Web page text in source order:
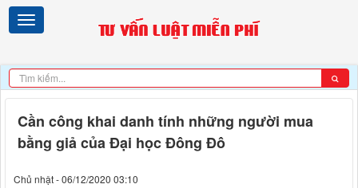
Cần công khai danh tính những người mua
bằng giả của Đại học Đông Đô
Chủ nhật - 06/12/2020 03:10